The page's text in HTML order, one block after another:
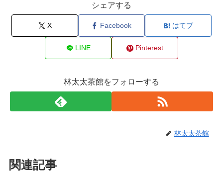
シェアする
X Facebook はてブ
LINE Pinterest
林太太茶館をフォローする
林太太茶館
関連記事